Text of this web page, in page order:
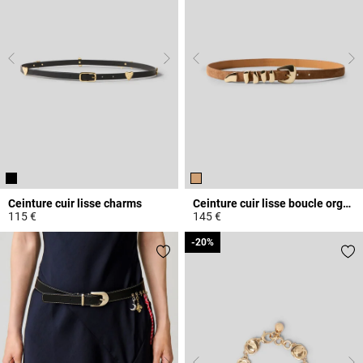
Ceinture cuir lisse charms
115 €
Ceinture cuir lisse boucle organique
145 €
-20%
-20%